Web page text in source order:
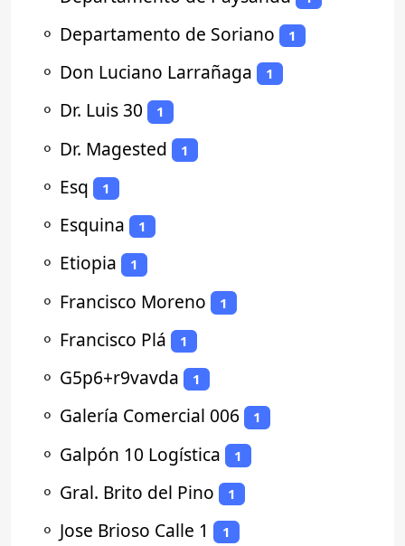
⚬ Departamento de Soriano 1
⚬ Don Luciano Larrañaga 1
⚬ Dr. Luis 30 1
⚬ Dr. Magested 1
⚬ Esq 1
⚬ Esquina 1
⚬ Etiopia 1
⚬ Francisco Moreno 1
⚬ Francisco Plá 1
⚬ G5p6+r9vavda 1
⚬ Galería Comercial 006 1
⚬ Galpón 10 Logística 1
⚬ Gral. Brito del Pino 1
⚬ Jose Brioso Calle 1 1